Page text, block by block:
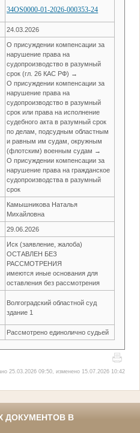
34OS0000-01-2026-000353-24
24.03.2026
О присуждении компенсации за
нарушение права на
судопроизводство в разумный
срок (гл. 26 КАС РФ) →
О присуждении компенсации за
нарушение права на
судопроизводство в разумный
срок или права на исполнение
судебного акта в разумный срок
по делам, подсудным областным
и равным им судам, окружным
(флотским) военным судам →
О присуждении компенсации за
нарушение права на гражданское
судопроизводства в разумный
срок
Камышникова Наталья
Михайловна
29.06.2026
Иск (заявление, жалоба)
ОСТАВЛЕН БЕЗ
РАССМОТРЕНИЯ
имеются иные основания для
оставления без рассмотрения
Волгоградский областной суд
здание 1
Рассмотрено единолично судьей
25.03.2026 09:50, изменено 15.07.2026 10:42
ДОКУМЕНТОВ В